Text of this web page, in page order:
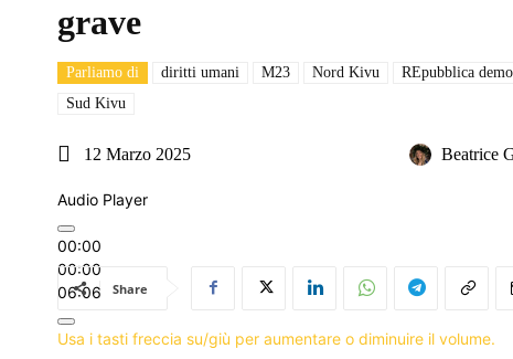
grave
Parliamo di diritti umani M23 Nord Kivu
REpubblica
Sud Kivu
12 Marzo 2025 Beatrice
Audio Player
00:00
00:00
06:06
Usa i tasti freccia su/giù per aumentare o diminuire il volume.
Share